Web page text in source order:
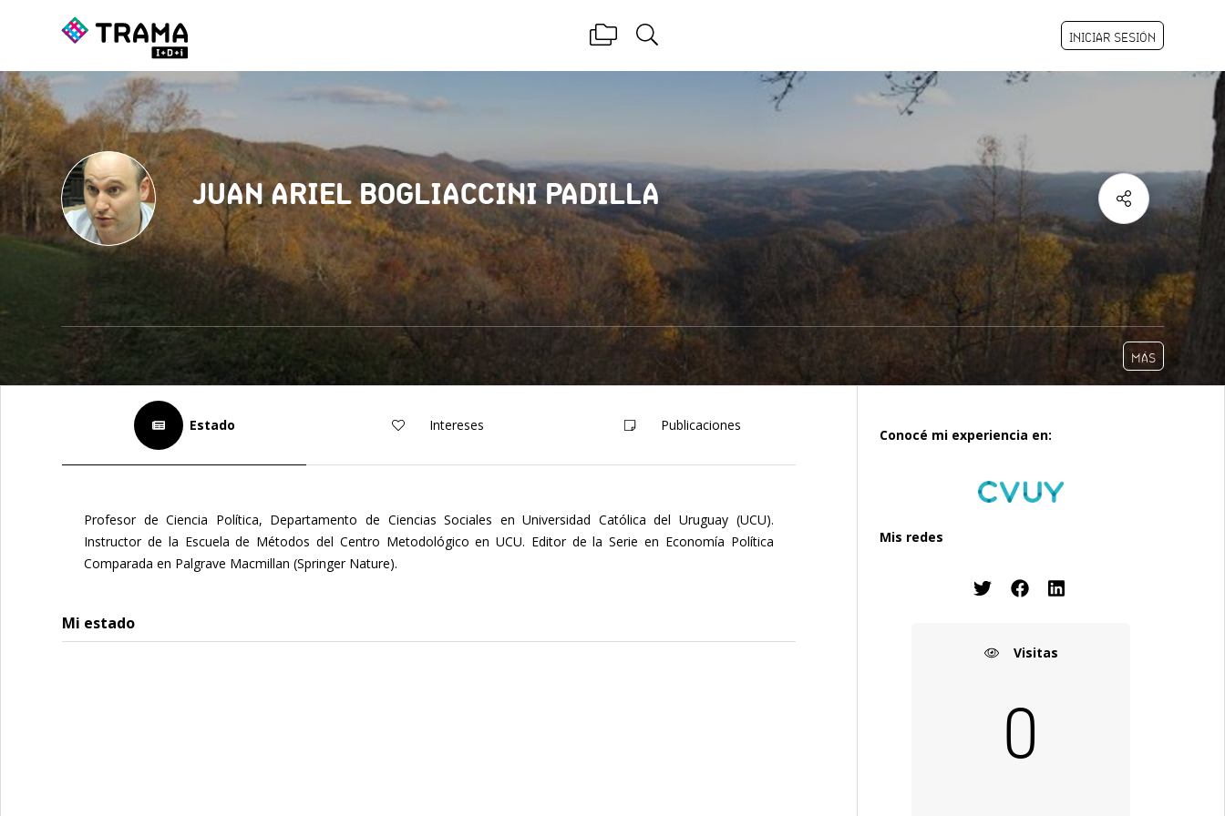
INICIAR SESIÓN
JUAN ARIEL BOGLIACCINI PADILLA
MÁS
Estado Intereses Publicaciones
Profesor de Ciencia Política, Departamento de Ciencias Sociales en Universidad Católica del Uruguay (UCU).
Instructor de la Escuela de Métodos del Centro Metodológico en UCU. Editor de la Serie en Economía Política
Comparada en Palgrave Macmillan (Springer Nature).
Mi estado
Conocé mi experiencia en:
Mis redes
Visitas
0